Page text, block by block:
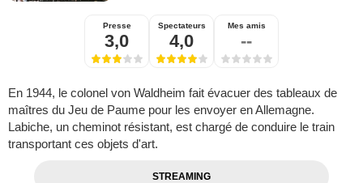
Presse
3,0
Spectateurs
4,0
Mes amis
--
En 1944, le colonel von Waldheim fait évacuer des tableaux de
maîtres du Jeu de Paume pour les envoyer en Allemagne.
Labiche, un cheminot résistant, est chargé de conduire le train
transportant ces objets d'art.
STREAMING